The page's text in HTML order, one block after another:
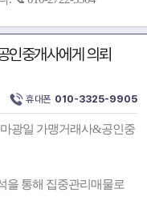
인중개사에게 의뢰
휴대폰 010-3325-9905
광일 가맹거래사&공인중
을 통해 집중관리매물로